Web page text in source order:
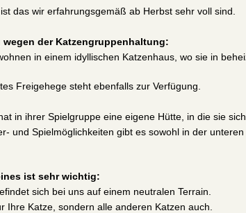
das wir erfahrungsgemäß ab Herbst sehr voll sind.
wegen der Katzengruppenhaltung:
in einem idyllischen Katzenhaus, wo sie in
Freigehege steht ebenfalls zur Verfügung.
in ihrer Spielgruppe eine eigene Hütte, in die sie
und Spielmöglichkeiten gibt es sowohl in der
ist sehr wichtig:
sich bei uns auf einem neutralen Terrain.
Ihre Katze, sondern alle anderen Katzen auch.